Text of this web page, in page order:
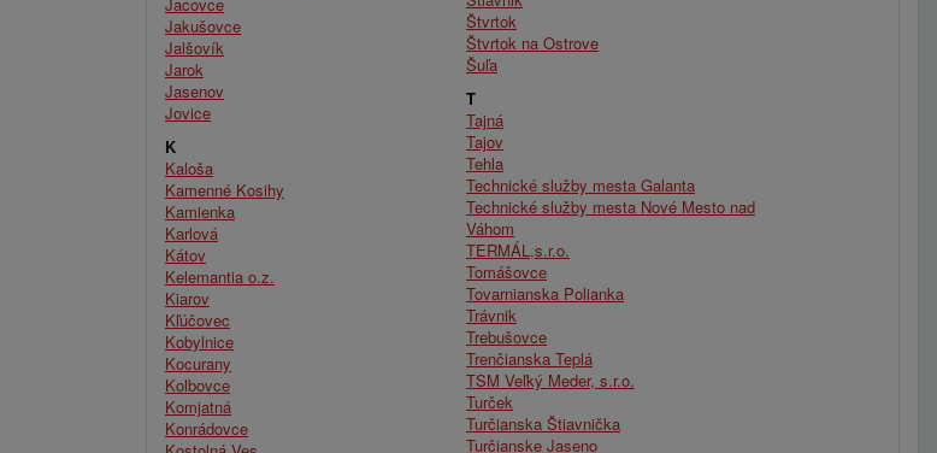
Jakušovce
Jalšovík
Jarok
Jasenov
Jovice
K
Kaloša
Kamenné Kosihy
Kamienka
Karlová
Kátov
Kelemantia o.z.
Kiarov
Kľúčovec
Kobylnice
Kocurany
Kolbovce
Komjatná
Konrádovce
Štvrtok
Štvrtok na Ostrove
Šuľa
T
Tajná
Tajov
Tehla
Technické služby mesta Galanta
Technické služby mesta Nové Mesto nad
Váhom
TERMÁL,s.r.o.
Tomášovce
Tovarnianska Polianka
Trávnik
Trebušovce
Trenčianska Teplá
TSM Veľký Meder, s.r.o.
Turček
Turčianska Štiavnička
Turčianske Jaseno